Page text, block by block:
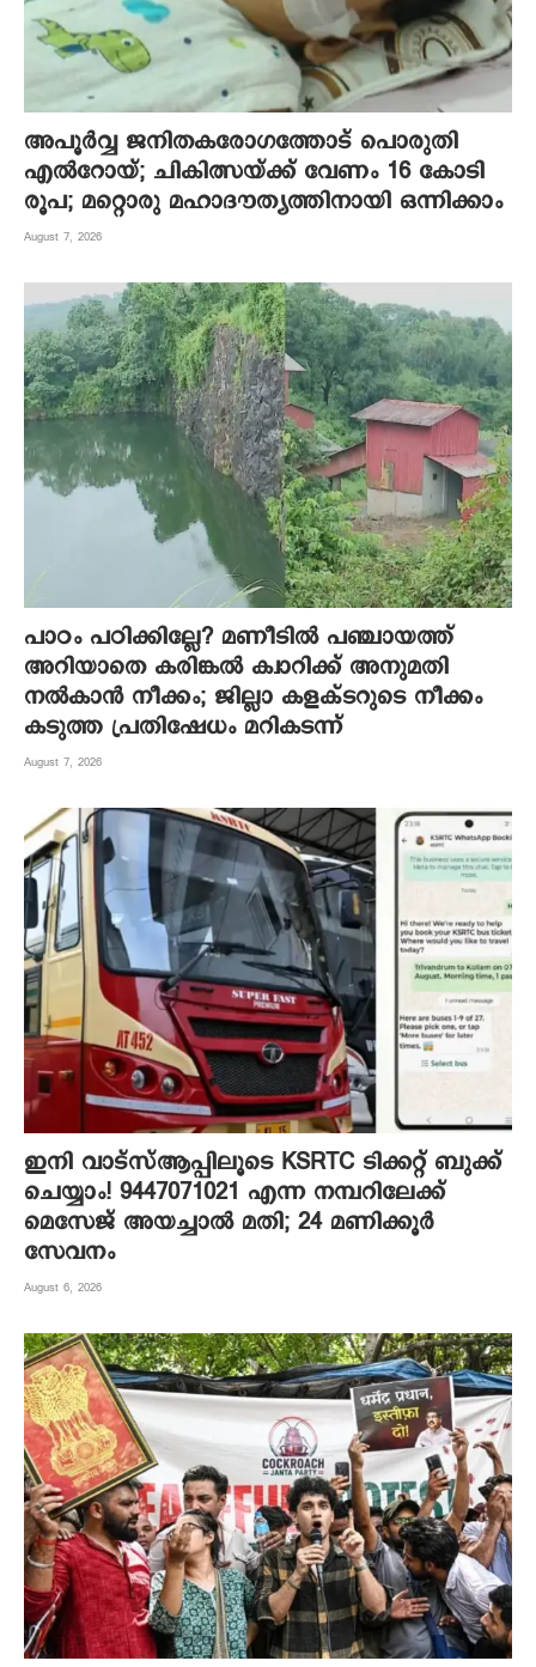
അപൂര്‍വ്വ ജനിതകരോഗത്തോട് പൊരുതി
എല്‍റോയ്; ചികിത്സയ്ക്ക് വേണം 16 കോടി
രൂപ; മറ്റൊരു മഹാദൗത്യത്തിനായി ഒന്നിക്കാം
August 7, 2026
പാഠം പഠിക്കില്ലേ? മണീടില്‍ പഞ്ചായത്ത്
അറിയാതെ കരിങ്കല്‍ ക്വാറിക്ക് അനുമതി
നല്‍കാന്‍ നീക്കം; ജില്ലാ കളക്ടറുടെ നീക്കം
കടുത്ത പ്രതിഷേധം മറികടന്ന്
August 7, 2026
ഇനി വാട്‌സ്ആപ്പിലൂടെ KSRTC ടിക്കറ്റ് ബുക്ക്
ചെയ്യാം! 9447071021 എന്ന നമ്പറിലേക്ക്
മെസേജ് അയച്ചാൽ മതി; 24 മണിക്കൂർ
സേവനം
August 6, 2026